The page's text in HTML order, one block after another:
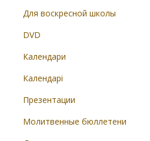
Для воскресной школы
DVD
Календари
Календарі
Презентации
Молитвенные бюллетени